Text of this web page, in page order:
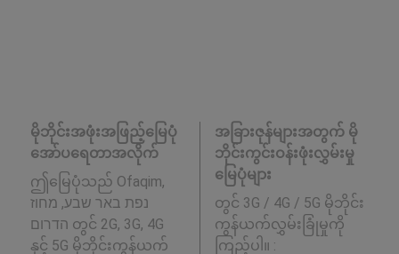
မိုဘိုင်းအဖုံးအဖြည့်မြေပုံ
အော်ပရေတာအလိုက်
ဤမြေပုံသည် Ofaqim,
נפת באר שבע, מחוז
הדרום တွင် 2G, 3G, 4G
နှင့် 5G မိုဘိုင်းကွန်ယက်
အခြားဇုန်များအတွက် မို
ဘိုင်းကွင်းဝန်းဖုံးလွှမ်းမှု
မြေပုံများ
တွင် 3G / 4G / 5G မိုဘိုင်း
ကွန်ယက်လွှမ်းခြုံမှုကို
ကြည့်ပါ။ :